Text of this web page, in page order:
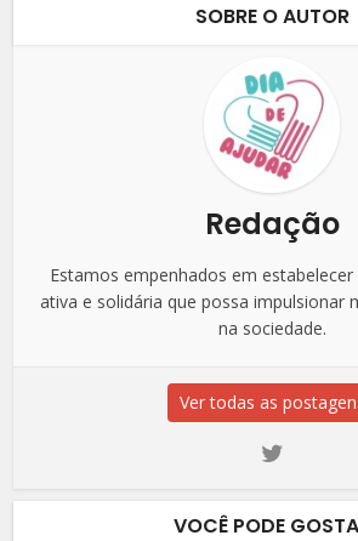
SOBRE O AUTOR
Redação
Estamos empenhados em
ativa e solidária que possa impulsionar
na sociedade.
Ver todas as
VOCÊ PODE